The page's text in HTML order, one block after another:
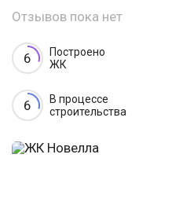
Отзывов пока нет
6
Построено
ЖК
6
В процессе
строительства